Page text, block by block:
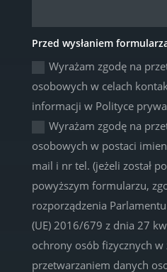
Przed wysłaniem
Wyrażam zgodę na
osobowych w celach
informacji w Polityce
Wyrażam zgodę na
osobowych w postaci
mail i nr tel. (jeżeli został
powyższym formularzu,
rozporządzenia
(UE) 2016/679 z dnia 27
ochrony osób fizycznych w
przetwarzaniem danych